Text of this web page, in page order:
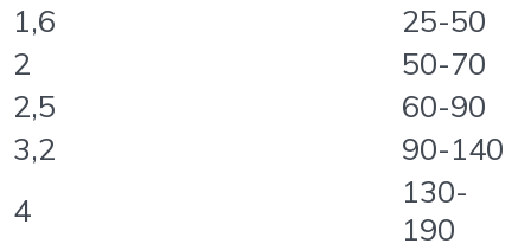
1,6
25-50
2
50-70
2,5
60-90
3,2
90-140
4
130-
190